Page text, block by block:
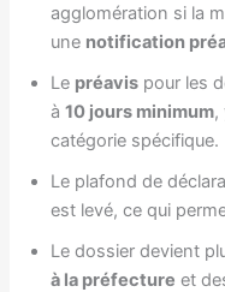
agglomération si la
une notification
Le préavis pour les
à10 jours minimum,
catégorie spécifique.
Le plafond de
est levé, ce qui
Le dossier devient
à la préfecture et